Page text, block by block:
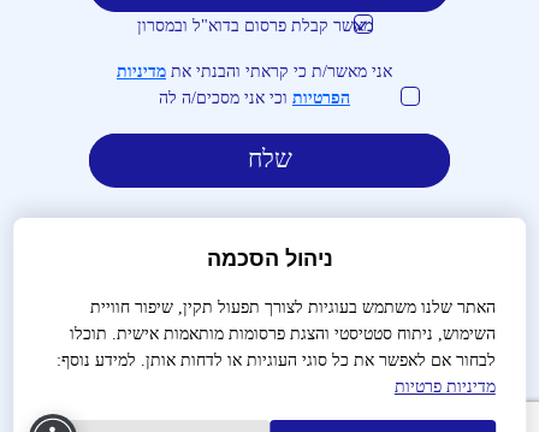
מאשר קבלת פרסום בדוא"ל ובמסרון
אני מאשר/ת כי קראתי והבנתי את מדיניות
הפרטיות וכי אני מסכים/ה לה
לבירורים והזמנות:03-9488666
שאלות נפוצות צור קשר
עיצוב האתר
ניהול הסכמה
האתר שלנו משתמש בעוגיות לצורך תפעול תקין, שיפור חוויית
השימוש, ניתוח סטטיסטי והצגת פרסומות מותאמות אישית. תוכלו
לבחור אם לאפשר את כל סוגי העוגיות או לדחות אותן. למידע נוסף:
מדיניות פרטיות